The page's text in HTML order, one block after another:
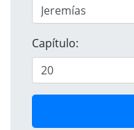
Capítulo: